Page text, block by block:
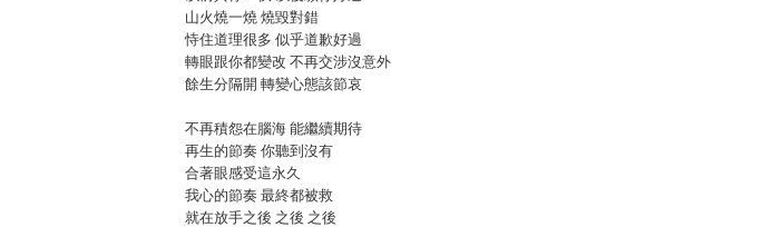
山火燒一燒 燒毀對錯
恃住道理很多 似乎道歉好過
轉眼跟你都變改 不再交涉沒意外
餘生分隔開 轉變心態該節哀
不再積怨在腦海 能繼續期待
再生的節奏 你聽到沒有
合著眼感受這永久
我心的節奏 最終都被救
就在放手之後 之後 之後